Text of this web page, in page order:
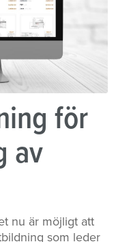
för
av
nu är möjligt att
som leder